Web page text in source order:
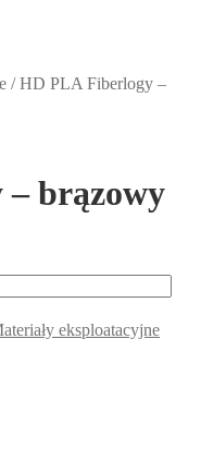
/HD PLA Fiberlogy –
brązowy
eksploatacyjne